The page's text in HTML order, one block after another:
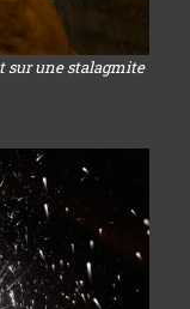
sur une stalagmite